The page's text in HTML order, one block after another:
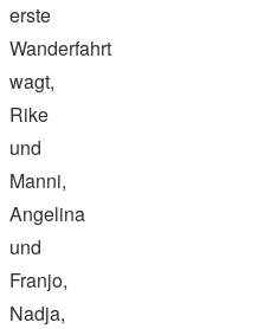
erste
Wanderfahrt
wagt,
Rike
und
Manni,
Angelina
und
Franjo,
Nadja,